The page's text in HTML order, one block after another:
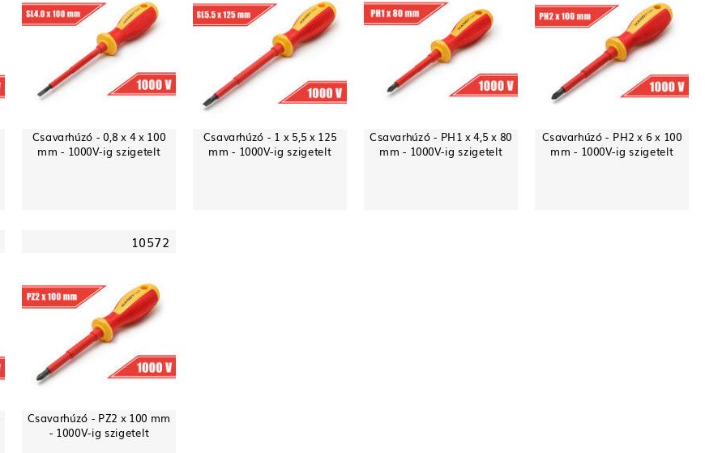
Csavarhúzó - 0,8 x 4 x 100
mm - 1000V-ig szigetelt
Csavarhúzó - 1 x 5,5 x 125
mm - 1000V-ig szigetelt
Csavarhúzó - PH1 x 4,5 x 80
mm - 1000V-ig szigetelt
Csavarhúzó - PH2 x 6 x 100
mm - 1000V-ig szigetelt
10572
Csavarhúzó - PZ2 x 100 mm
- 1000V-ig szigetelt